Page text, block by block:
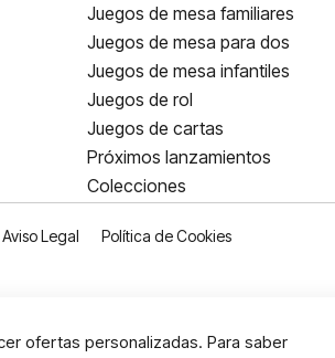
Juegos de mesa familiares
Juegos de mesa para dos
Juegos de mesa infantiles
Juegos de rol
Juegos de cartas
Próximos lanzamientos
Colecciones
Legal Política de Cookies
ofertas personalizadas. Para saber